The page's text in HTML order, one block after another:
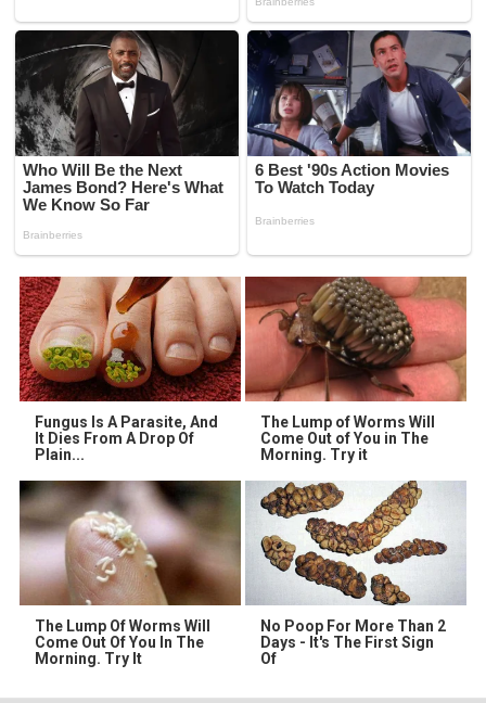
Fungus Is A Parasite, And
It Dies From A Drop Of
Plain...
The Lump of Worms Will
Come Out of You in The
Morning. Try it
The Lump Of Worms Will
Come Out Of You In The
Morning. Try It
No Poop For More Than 2
Days - It's The First Sign
Of